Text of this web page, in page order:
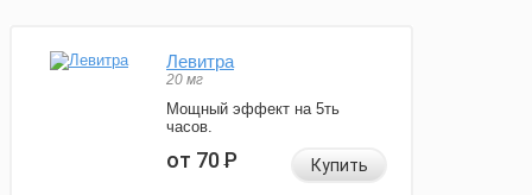
Левитра
20 мг
Мощный эффект на 5ть
часов.
от 70Р Купить